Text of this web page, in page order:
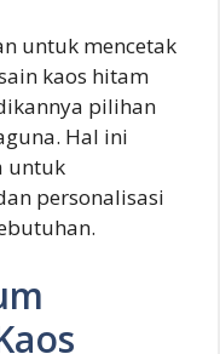
untuk mencetak
kaos hitam
pilihan
Hal ini
untuk
personalisasi